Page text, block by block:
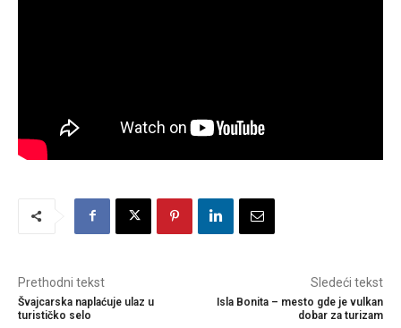
Prethodni tekst
Švajcarska naplaćuje ulaz u
turističko selo
Sledeći tekst
Isla Bonita – mesto gde je vulkan
dobar za turizam